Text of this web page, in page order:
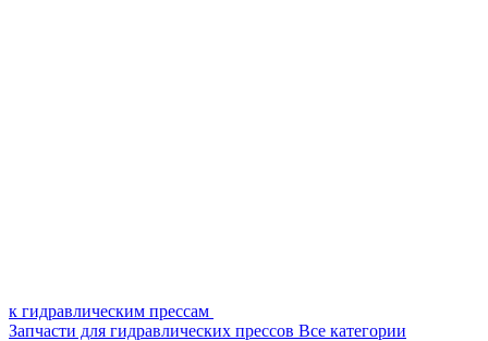
к гидравлическим прессам
Запчасти для гидравлических прессов Все категории